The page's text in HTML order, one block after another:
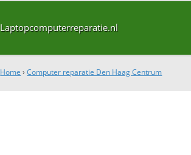
Laptopcomputerreparatie.nl
Home ›Computer reparatie Den Haag Centrum